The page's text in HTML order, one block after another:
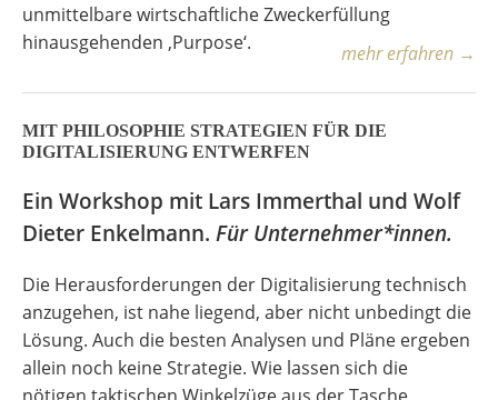
unmittelbare wirtschaftliche Zweckerfüllung
hinausgehenden ‚Purpose‘.
mehr erfahren →
MIT PHILOSOPHIE STRATEGIEN FÜR DIE
DIGITALISIERUNG ENTWERFEN
Ein Workshop mit Lars Immerthal und Wolf
Dieter Enkelmann. Für Unternehmer*innen.
Die Herausforderungen der Digitalisierung technisch
anzugehen, ist nahe liegend, aber nicht unbedingt die
Lösung. Auch die besten Analysen und Pläne ergeben
allein noch keine Strategie. Wie lassen sich die